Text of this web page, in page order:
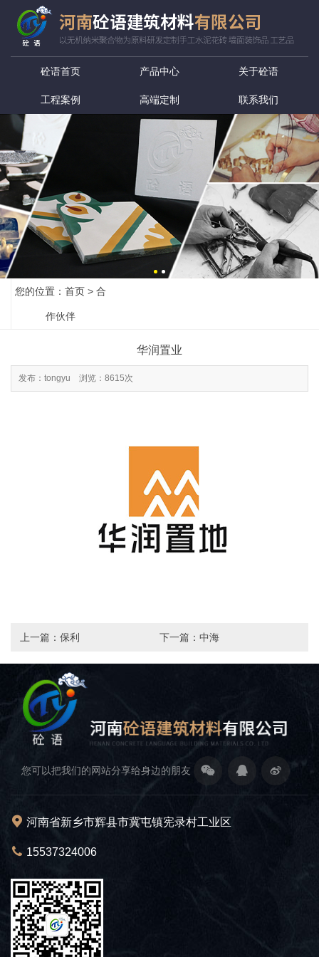
砼语首页 产品中心 关于砼语
工程案例 高端定制 联系我们
您的位置：首页 >合
作伙伴
华润置业
发布：tongyu 浏览：8615次
上一篇： 保利 下一篇： 中海
您可以把我们的网站分享给身边的朋友
河南省新乡市辉县市冀屯镇宪录村工业区
15537324006